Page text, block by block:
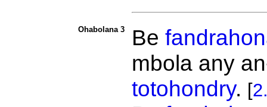
Ohabolana 3 Be
mbola any
totohondry. [